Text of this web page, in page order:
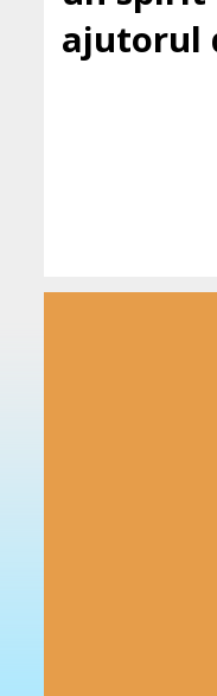
ajutorul